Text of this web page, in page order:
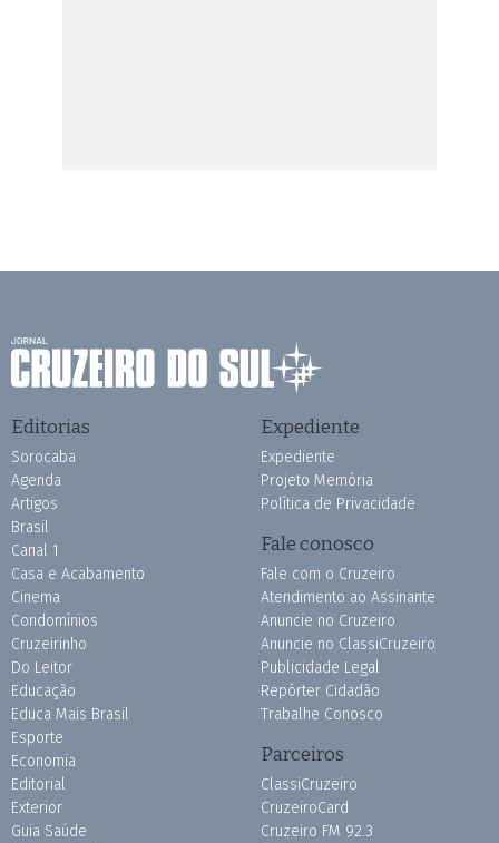
Editorias
Sorocaba
Agenda
Artigos
Brasil
Canal 1
Casa e Acabamento
Cinema
Condomínios
Cruzeirinho
Do Leitor
Educação
Educa Mais Brasil
Esporte
Economia
Editorial
Exterior
Guia Saúde
Expediente
Expediente
Projeto Memória
Política de Privacidade
Fale conosco
Fale com o Cruzeiro
Atendimento ao Assinante
Anuncie no Cruzeiro
Anuncie no ClassiCruzeiro
Publicidade Legal
Repórter Cidadão
Trabalhe Conosco
Parceiros
ClassiCruzeiro
CruzeiroCard
Cruzeiro FM 92.3